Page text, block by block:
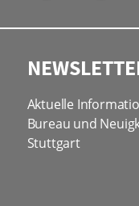
Aktuelle
Bureau und
Stuttgart